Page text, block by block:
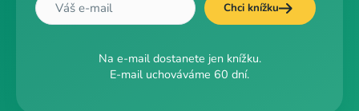
Chci knížku
Na e-mail dostanete jen knížku.
E-mail uchováváme 60 dní.